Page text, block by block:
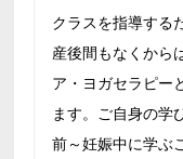
クラスを指導する
産後間もなくから
ア・ヨガセラピー
ます。ご自身の学
前～妊娠中に学ぶ